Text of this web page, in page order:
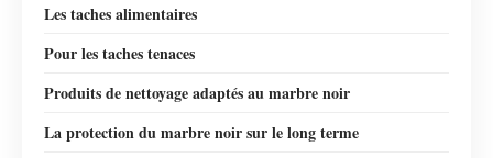
Les taches alimentaires
Pour les taches tenaces
Produits de nettoyage adaptés au marbre noir
La protection du marbre noir sur le long terme